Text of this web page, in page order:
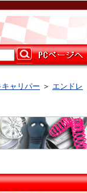
ャリパー ＞ エンドレ